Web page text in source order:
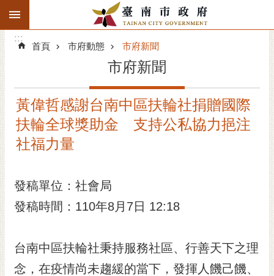
跳到主要內容區塊
搜
階
精彩府城
市府動態
市民互動
:::
:::
首頁 市府動態 市府新聞
市府新聞
黃偉哲感謝台南中區扶輪社捐贈國際
扶輪全球獎助金 支持公私協力挹注
社福力量
發稿單位：社會局
發稿時間：110年8月7日 12:18
台南中區扶輪社秉持服務社區、行善天下之理
念，在疫情尚未趨緩的當下，發揮人饑己饑、